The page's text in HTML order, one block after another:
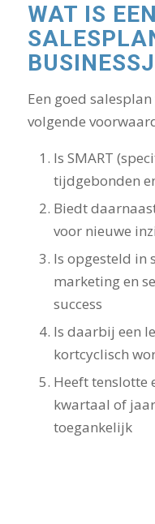
WAT IS
Een goed
volgende
Is SMART
tijdgebonden
Biedt
voor nieuwe
Is opgesteld in
marketing en
success
Is daarbij een
kortcyclisch
Heeft tenslotte
kwartaal of
toegankelijk